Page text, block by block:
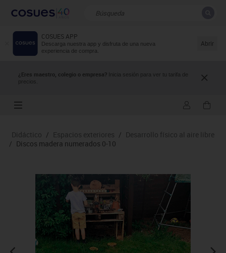
COSUES APP
Descarga nuestra app y disfruta de una nueva
experiencia de compra.
Abrir
¿Eres maestro, colegio o empresa? Inicia sesión para ver tu tarifa de
precios.
Resultados de la búsqueda
Didáctico / Espacios exteriores / Desarrollo físico al aire libre
/ Discos madera numerados 0-10